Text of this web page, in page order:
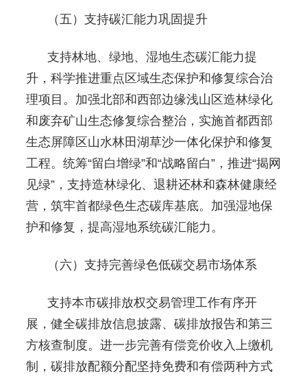
（五）支持碳汇能力巩固提升
支持林地、绿地、湿地生态碳汇能力提
升，科学推进重点区域生态保护和修复综合治
理项目。加强北部和西部边缘浅山区造林绿化
和废弃矿山生态修复综合整治，实施首都西部
生态屏障区山水林田湖草沙一体化保护和修复
工程。统筹“留白增绿”和“战略留白”，推进“揭网
见绿”，支持造林绿化、退耕还林和森林健康经
营，筑牢首都绿色生态碳库基底。加强湿地保
护和修复，提高湿地系统碳汇能力。
（六）支持完善绿色低碳交易市场体系
支持本市碳排放权交易管理工作有序开
展，健全碳排放信息披露、碳排放报告和第三
方核查制度。进一步完善有偿竞价收入上缴机
制，碳排放配额分配坚持免费和有偿两种方式